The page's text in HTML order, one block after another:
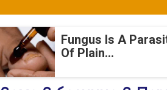
Fungus Is A
Of Plain...